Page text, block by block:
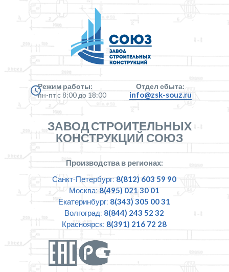
Режим работы:
пн-пт с 8:00 до 18:00
Отдел сбыта:
info@zsk-souz.ru
ЗАВОД СТРОИТЕЛЬНЫХ
КОНСТРУКЦИЙ СОЮЗ
Производства в регионах:
Санкт-Петербург: 8(812) 603 59 90
Москва: 8(495) 021 30 01
Екатеринбург: 8(343) 305 00 31
Волгоград: 8(844) 243 52 32
Красноярск: 8(391) 216 72 28